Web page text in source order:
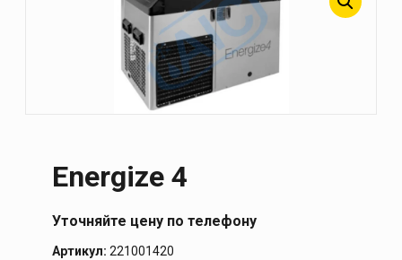
Energize 4
Уточняйте цену по телефону
Артикул: 221001420